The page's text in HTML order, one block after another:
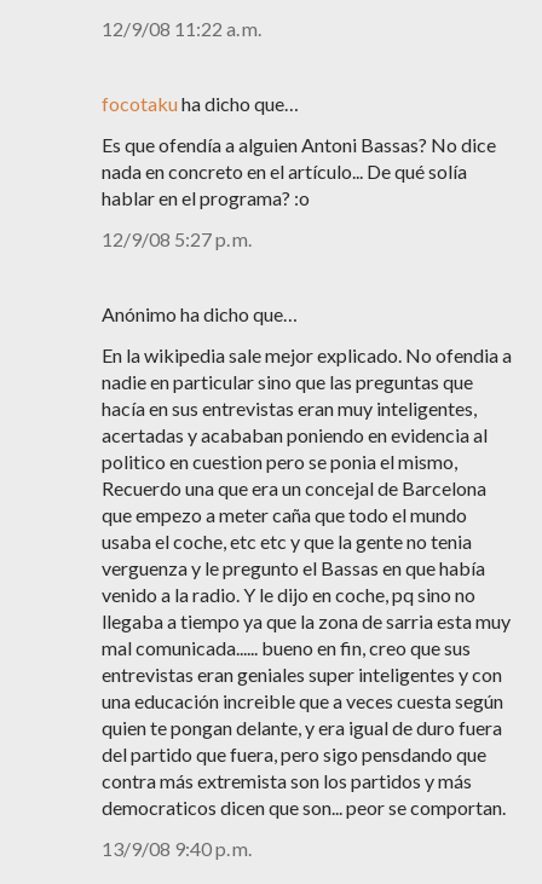
12/9/08 11:22 a. m.
focotakuha dicho que…
Es que ofendía a alguien Antoni Bassas? No dice
nada en concreto en el artículo... De qué solía
hablar en el programa? :o
12/9/08 5:27 p. m.
Anónimo ha dicho que…
En la wikipedia sale mejor explicado. No ofendia a
nadie en particular sino que las preguntas que
hacía en sus entrevistas eran muy inteligentes,
acertadas y acababan poniendo en evidencia al
politico en cuestion pero se ponia el mismo,
Recuerdo una que era un concejal de Barcelona
que empezo a meter caña que todo el mundo
usaba el coche, etc etc y que la gente no tenia
verguenza y le pregunto el Bassas en que había
venido a la radio. Y le dijo en coche, pq sino no
llegaba a tiempo ya que la zona de sarria esta muy
mal comunicada...... bueno en fin, creo que sus
entrevistas eran geniales super inteligentes y con
una educación increible que a veces cuesta según
quien te pongan delante, y era igual de duro fuera
del partido que fuera, pero sigo pensdando que
contra más extremista son los partidos y más
democraticos dicen que son... peor se comportan.
13/9/08 9:40 p. m.